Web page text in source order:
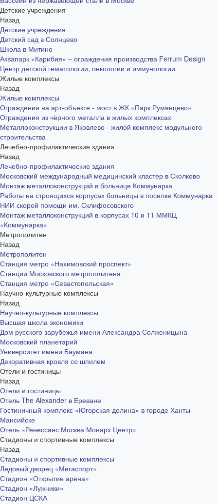
Детские учреждения
Назад
Детские учреждения
Детский сад в Солнцево
Школа в Митино
Аквапарк «Карибия» – ограждения производства Ferrum Design
Центр детской гематологии, онкологии и иммунологии
Жилые комплексы
Назад
Жилые комплексы
Ограждения на арт-объекте - мост в ЖК «Парк Румянцево»
Ограждения из чёрного металла в жилых комплексах
Металлоконструкции в Яковлево - жилой комплекс модульного
строительства
Лечебно-профилактические здания
Назад
Лечебно-профилактические здания
Московский международный медицинский кластер в Сколково
Монтаж металлоконструкций в больнице Коммунарка
Работы на строящихся корпусах больницы в поселке Коммунарка
НИИ скорой помощи им. Склифосовского
Монтаж металлоконструкций в корпусах 10 и 11 ММКЦ
«Коммунарка»
Метрополитен
Назад
Метрополитен
Станция метро «Нахимовский проспект»
Станции Московского метрополитена
Станция метро «Севастопольская»
Научно-культурные комплексы
Назад
Научно-культурные комплексы
Высшая школа экономики
Дом русского зарубежья имени Александра Солженицына
Московский планетарий
Университет имени Баумана
Декоративная кровля со шпилем
Отели и гостиницы
Назад
Отели и гостиницы
Отель The Alexander в Ереване
Гостиничный комплекс «Югорская долина» в городе Ханты-
Мансийске
Отель «Ренессанс Москва Монарх Центр»
Стадионы и спортивные комплексы
Назад
Стадионы и спортивные комплексы
Ледовый дворец «Мегаспорт»
Стадион «Открытие арена»
Стадион «Лужники»
Стадион ЦСКА